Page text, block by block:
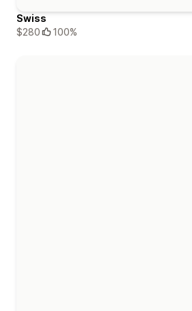
Swiss
$280
100%